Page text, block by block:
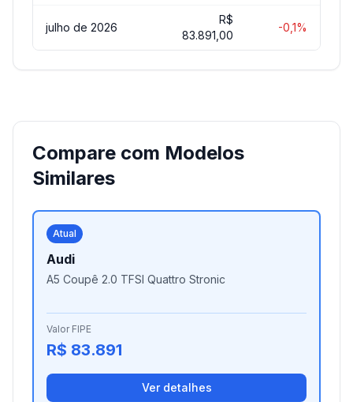
julho de 2026
R$
83.891,00
-0,1%
Compare com Modelos
Similares
Atual
Audi
A5 Coupê 2.0 TFSI Quattro Stronic
Valor FIPE
R$ 83.891
Ver detalhes